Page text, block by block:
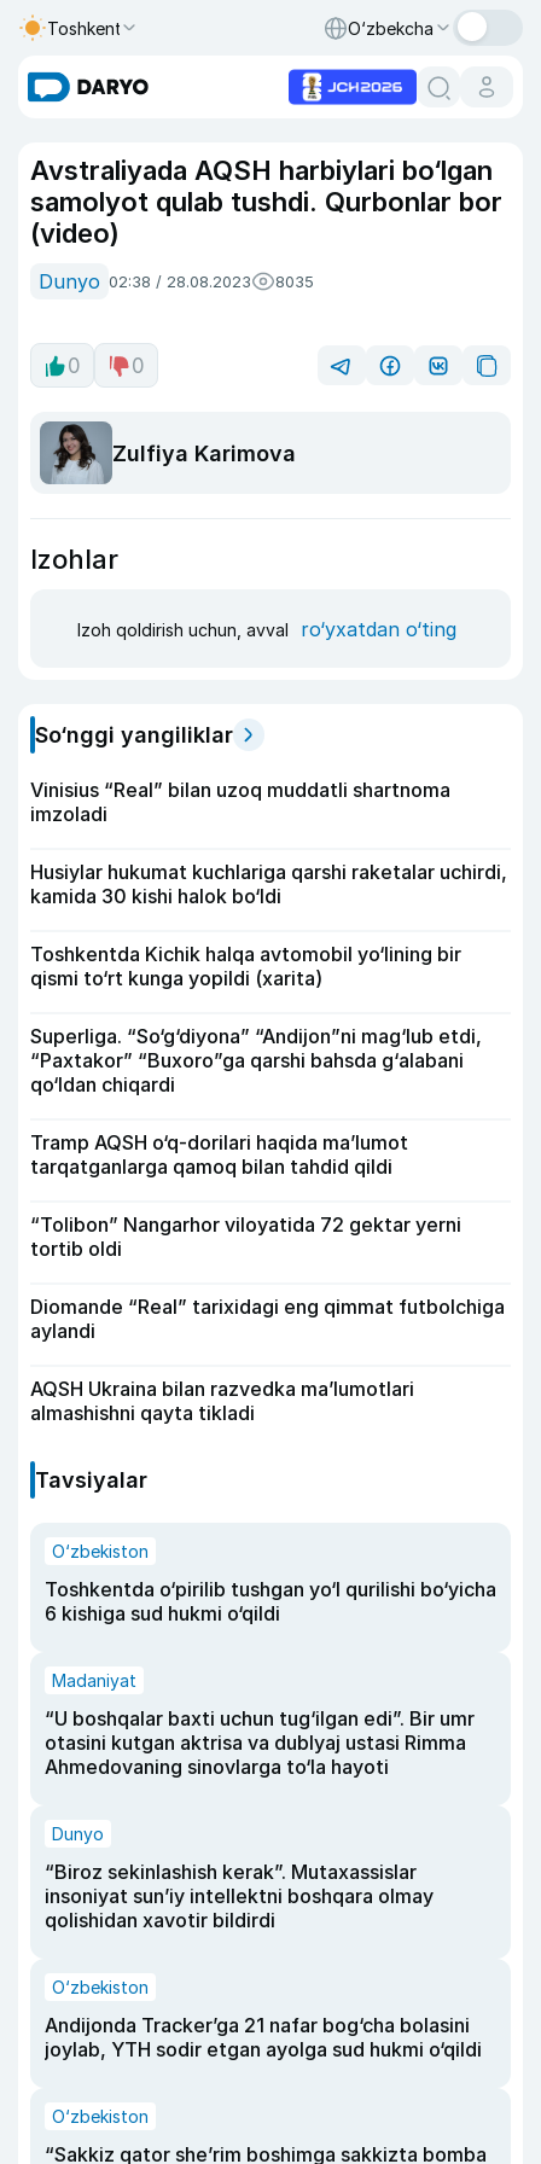
Toshkent O‘zbekcha
Avstraliyada AQSH harbiylari bo‘lgan
samolyot qulab tushdi. Qurbonlar bor
(video)
Dunyo 02:38 / 28.08.2023 8035
0 0
Zulfiya Karimova
Izohlar
Izoh qoldirish uchun, avval ro‘yxatdan o‘ting
So‘nggi yangiliklar
Vinisius “Real” bilan uzoq muddatli shartnoma
imzoladi
Husiylar hukumat kuchlariga qarshi raketalar uchirdi,
kamida 30 kishi halok bo‘ldi
Toshkentda Kichik halqa avtomobil yo‘lining bir
qismi to‘rt kunga yopildi (xarita)
Superliga. “So‘g‘diyona” “Andijon”ni mag‘lub etdi,
“Paxtakor” “Buxoro”ga qarshi bahsda g‘alabani
qo‘ldan chiqardi
Tramp AQSH o‘q-dorilari haqida ma’lumot
tarqatganlarga qamoq bilan tahdid qildi
“Tolibon” Nangarhor viloyatida 72 gektar yerni
tortib oldi
Diomande “Real” tarixidagi eng qimmat futbolchiga
aylandi
AQSH Ukraina bilan razvedka ma’lumotlari
almashishni qayta tikladi
Tavsiyalar
O‘zbekiston
Toshkentda o‘pirilib tushgan yo‘l qurilishi bo‘yicha
6 kishiga sud hukmi o‘qildi
Madaniyat
“U boshqalar baxti uchun tug‘ilgan edi”. Bir umr
otasini kutgan aktrisa va dublyaj ustasi Rimma
Ahmedovaning sinovlarga to‘la hayoti
Dunyo
“Biroz sekinlashish kerak”. Mutaxassislar
insoniyat sun’iy intellektni boshqara olmay
qolishidan xavotir bildirdi
O‘zbekiston
Andijonda Tracker’ga 21 nafar bog‘cha bolasini
joylab, YTH sodir etgan ayolga sud hukmi o‘qildi
O‘zbekiston
“Sakkiz qator she’rim boshimga sakkizta bomba